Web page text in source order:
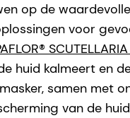
op de
voor
huid kalmeert en
samen met
van de